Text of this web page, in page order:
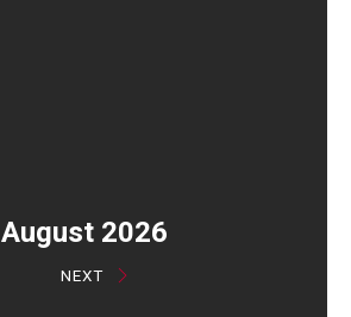
August 2026
NEXT